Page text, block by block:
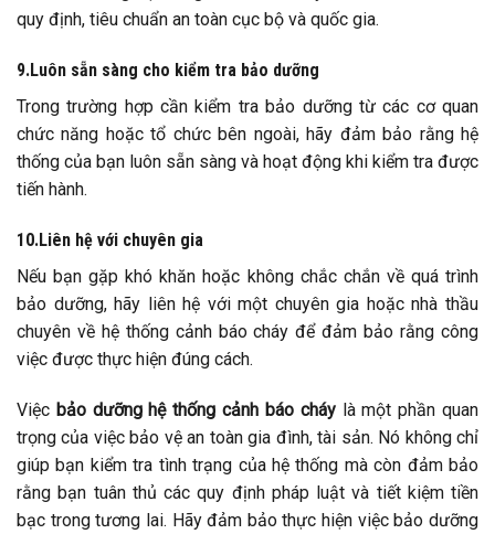
quy định, tiêu chuẩn an toàn cục bộ và quốc gia.
9.Luôn sẵn sàng cho kiểm tra bảo dưỡng
Trong trường hợp cần kiểm tra bảo dưỡng từ các cơ quan
chức năng hoặc tổ chức bên ngoài, hãy đảm bảo rằng hệ
thống của bạn luôn sẵn sàng và hoạt động khi kiểm tra được
tiến hành.
10.Liên hệ với chuyên gia
Nếu bạn gặp khó khăn hoặc không chắc chắn về quá trình
bảo dưỡng, hãy liên hệ với một chuyên gia hoặc nhà thầu
chuyên về hệ thống cảnh báo cháy để đảm bảo rằng công
việc được thực hiện đúng cách.
Việc bảo dưỡng hệ thống cảnh báo cháylà một phần quan
trọng của việc bảo vệ an toàn gia đình, tài sản. Nó không chỉ
giúp bạn kiểm tra tình trạng của hệ thống mà còn đảm bảo
rằng bạn tuân thủ các quy định pháp luật và tiết kiệm tiền
bạc trong tương lai. Hãy đảm bảo thực hiện việc bảo dưỡng